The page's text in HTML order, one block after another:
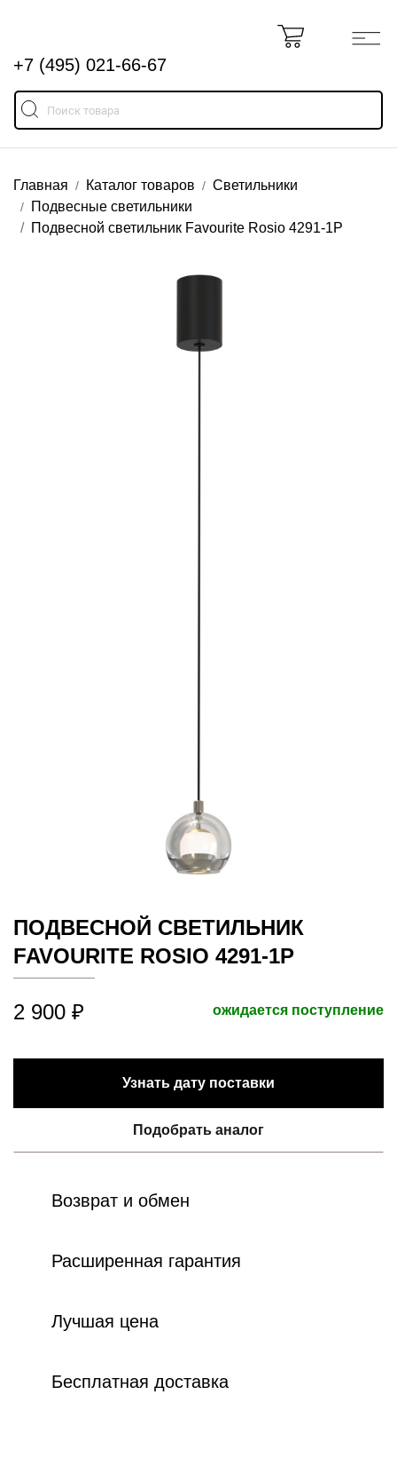
+7 (495) 021-66-67
Главная Каталог товаров
Светильники
Подвесные светильники
Подвесной светильник Favourite Rosio 4291-1P
ПОДВЕСНОЙ СВЕТИЛЬНИК
FAVOURITE ROSIO 4291-1P
2 900 ₽ ожидается поступление
Узнать дату поставки
Подобрать аналог
Возврат и обмен
Расширенная гарантия
Лучшая цена
Бесплатная доставка